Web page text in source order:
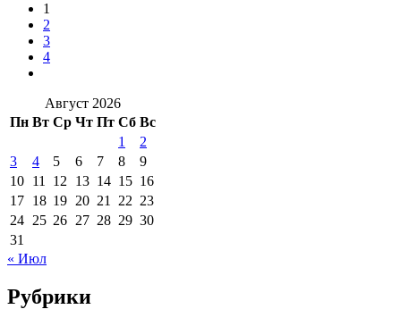
1
2
3
4
Август 2026
Пн Вт Ср Чт Пт Сб Вс
1
2
3
4 5 6 7 8
9
10 11 12 13 14 15 16
17 18 19 20 21 22 23
24 25 26 27 28 29 30
31
« Июл
Рубрики